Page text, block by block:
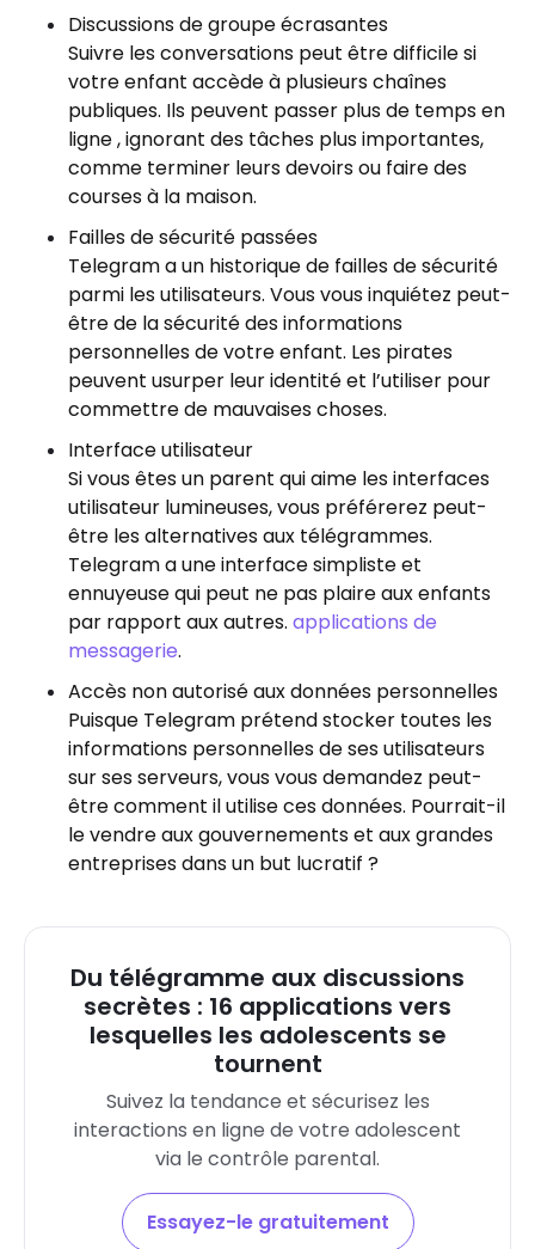
Discussions de groupe écrasantes
Suivre les conversations peut être difficile si
votre enfant accède à plusieurs chaînes
publiques. Ils peuvent passer plus de temps en
ligne , ignorant des tâches plus importantes,
comme terminer leurs devoirs ou faire des
courses à la maison.
Failles de sécurité passées
Telegram a un historique de failles de sécurité
parmi les utilisateurs. Vous vous inquiétez peut-
être de la sécurité des informations
personnelles de votre enfant. Les pirates
peuvent usurper leur identité et l’utiliser pour
commettre de mauvaises choses.
Interface utilisateur
Si vous êtes un parent qui aime les interfaces
utilisateur lumineuses, vous préférerez peut-
être les alternatives aux télégrammes.
Telegram a une interface simpliste et
ennuyeuse qui peut ne pas plaire aux enfants
par rapport aux autres. applications de
messagerie.
Accès non autorisé aux données personnelles
Puisque Telegram prétend stocker toutes les
informations personnelles de ses utilisateurs
sur ses serveurs, vous vous demandez peut-
être comment il utilise ces données. Pourrait-il
le vendre aux gouvernements et aux grandes
entreprises dans un but lucratif ?
Du télégramme aux discussions
secrètes : 16 applications vers
lesquelles les adolescents se
tournent
Suivez la tendance et sécurisez les
interactions en ligne de votre adolescent
via le contrôle parental.
Essayez-le gratuitement